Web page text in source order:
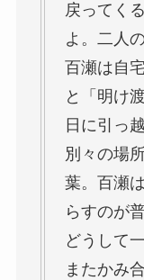
戻ってく
よ。二人
百瀬は自
と「明け
日に引っ
別々の場
葉。百瀬
らすのが
どうして
またかみ